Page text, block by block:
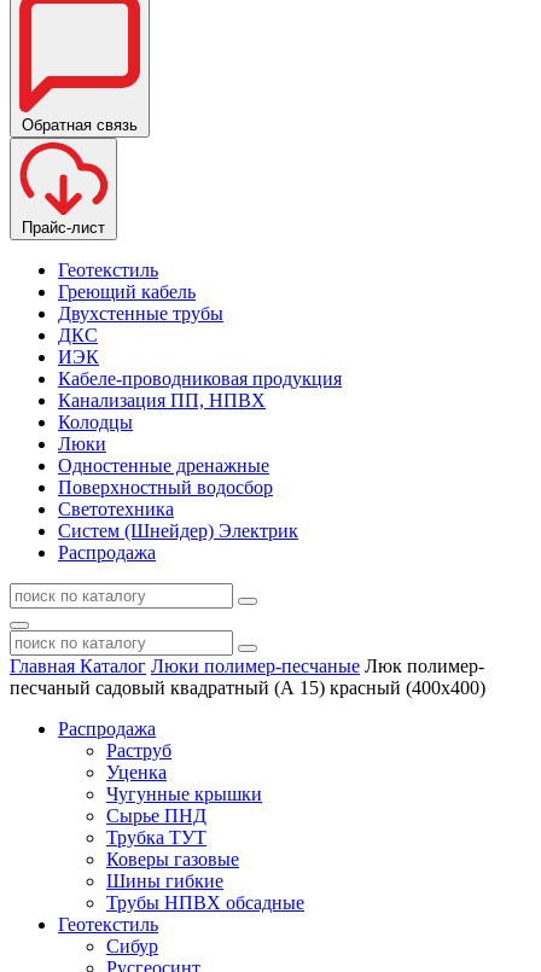
Обратная связь
Прайс-лист
Геотекстиль
Греющий кабель
Двухстенные трубы
ДКС
ИЭК
Кабеле-проводниковая продукция
Канализация ПП, НПВХ
Колодцы
Люки
Одностенные дренажные
Поверхностный водосбор
Светотехника
Систем (Шнейдер) Электрик
Распродажа
Главная Каталог Люки полимер-песчаные Люк полимер-
песчаный садовый квадратный (А 15) красный (400х400)
Распродажа
Раструб
Уценка
Чугунные крышки
Сырье ПНД
Трубка ТУТ
Коверы газовые
Шины гибкие
Трубы НПВХ обсадные
Геотекстиль
Сибур
Русгеосинт